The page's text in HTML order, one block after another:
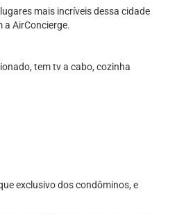
mais incríveis dessa cidade
a AirConcierge.
tem tv a cabo, cozinha
exclusivo dos condôminos, e